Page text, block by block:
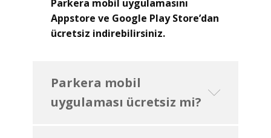
Parkera mobil uygulamasını
Appstore ve Google Play Store’dan
ücretsiz indirebilirsiniz.
Parkera mobil
uygulaması ücretsiz mi?